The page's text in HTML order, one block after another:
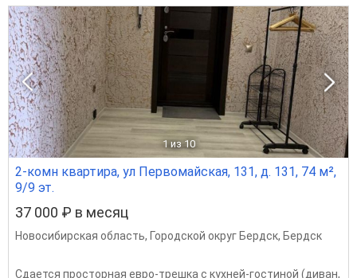
1 из 10
2-комн квартира, ул Первомайская, 131, д. 131, 74 м²,
9/9 эт.
37 000 ₽ в месяц
Новосибирская область, Городской округ Бердск, Бердск
Сдается просторная евро-трешка с кухней-гостиной (диван,